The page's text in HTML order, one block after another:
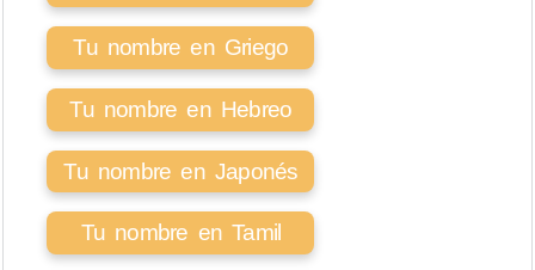
Tu nombre en Griego
Tu nombre en Hebreo
Tu nombre en Japonés
Tu nombre en Tamil